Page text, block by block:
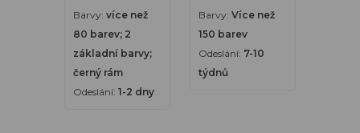
Barvy: více než
80 barev; 2
základní barvy;
černý rám
Odeslání: 1-2 dny
Barvy: Více než
150 barev
Odeslání: 7-10
týdnů